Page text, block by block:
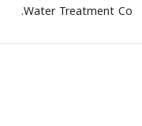
Water Treatment Co.